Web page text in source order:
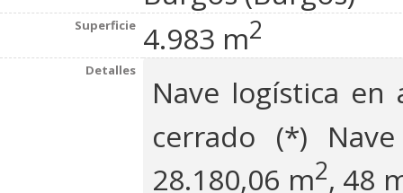
Superficie 4.983 m2
Detalles
Nave logística
cerrado (*)
28.180,06 m2, 48